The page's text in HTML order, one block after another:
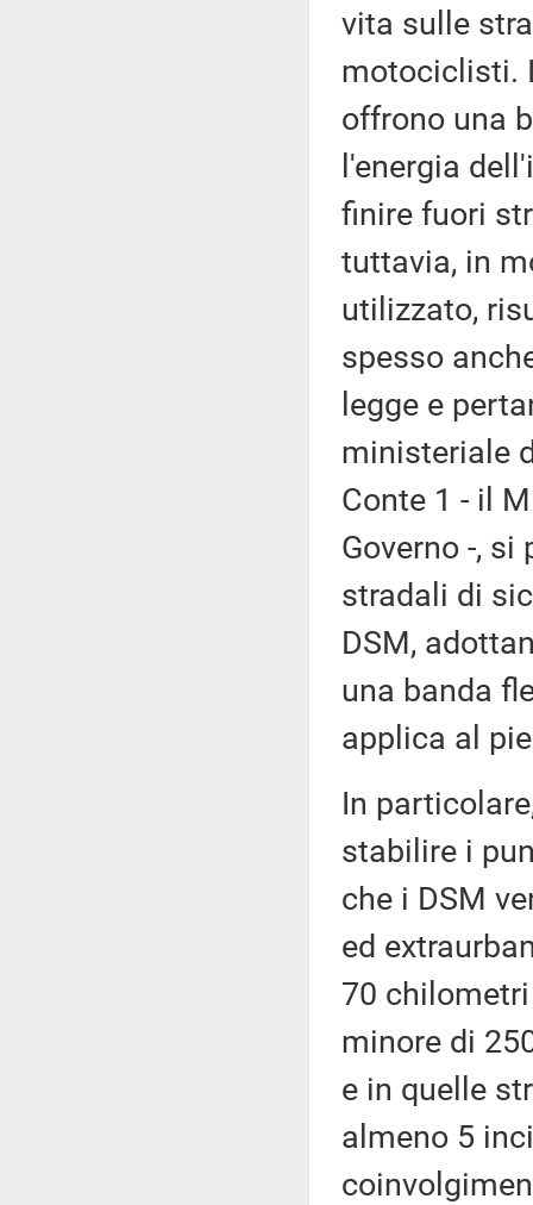
vita sulle
motociclisti.
offrono una
l'energia
finire fuori
tuttavia, in
utilizzato,
spesso
legge e
ministeriale
Conte 1 - il
Governo -,
stradali di
DSM,
una banda
applica al
In
stabilire i
che i DSM
ed
70
minore di
e in quelle
almeno 5